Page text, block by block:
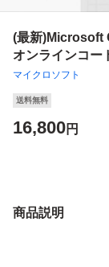
(最新)Microsoft
オンラインコー
マイクロソフト
送料無料
16,800円
商品説明